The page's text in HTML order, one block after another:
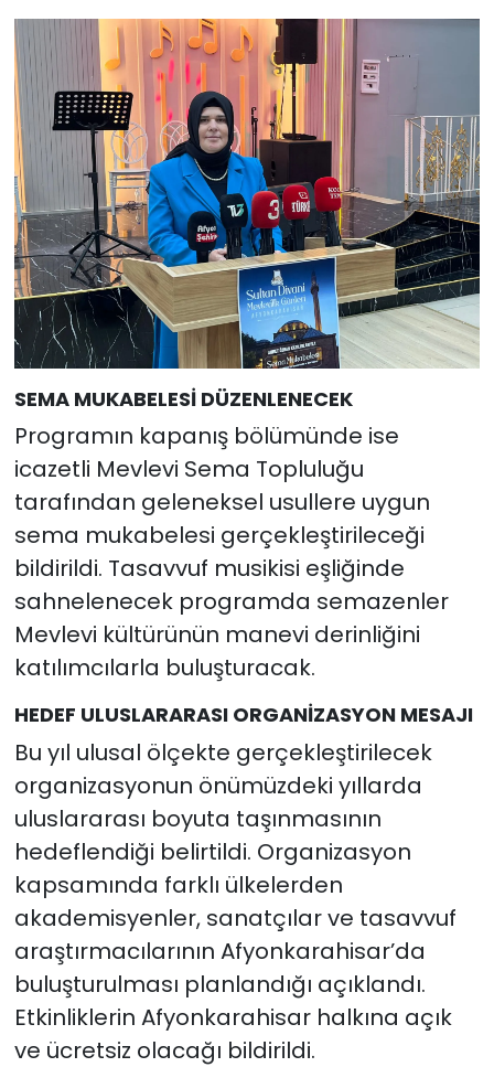
SEMA MUKABELESİ DÜZENLENECEK
Programın kapanış bölümünde ise
icazetli Mevlevi Sema Topluluğu
tarafından geleneksel usullere uygun
sema mukabelesi gerçekleştirileceği
bildirildi. Tasavvuf musikisi eşliğinde
sahnelenecek programda semazenler
Mevlevi kültürünün manevi derinliğini
katılımcılarla buluşturacak.
HEDEF ULUSLARARASI ORGANİZASYON MESAJI
Bu yıl ulusal ölçekte gerçekleştirilecek
organizasyonun önümüzdeki yıllarda
uluslararası boyuta taşınmasının
hedeflendiği belirtildi. Organizasyon
kapsamında farklı ülkelerden
akademisyenler, sanatçılar ve tasavvuf
araştırmacılarının Afyonkarahisar’da
buluşturulması planlandığı açıklandı.
Etkinliklerin Afyonkarahisar halkına açık
ve ücretsiz olacağı bildirildi.